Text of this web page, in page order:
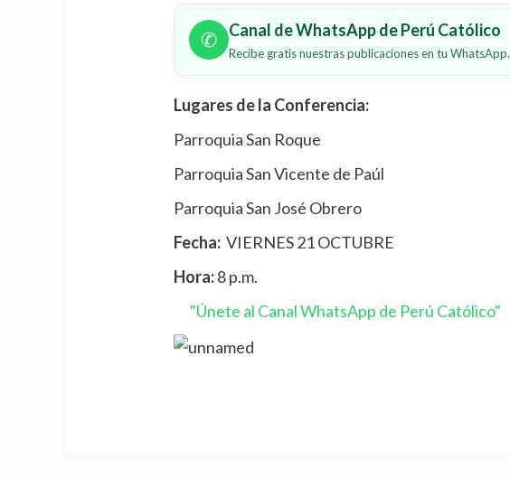
✆ Canal de WhatsApp de Perú Católico
Recibe gratis nuestras publicaciones en tu WhatsApp.
Lugares de la Conferencia:
Parroquia San Roque
Parroquia San Vicente de Paúl
Parroquia San José Obrero
Fecha: VIERNES 21 OCTUBRE
Hora:8 p.m.
"Únete al Canal WhatsApp de Perú Católico"